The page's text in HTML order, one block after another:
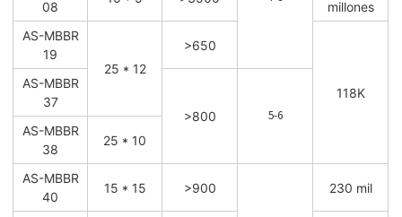
08
millones
AS-MBBR
19
25 * 12
>650
118K
AS-MBBR
37
>800
5-6
AS-MBBR
38
25 * 10
AS-MBBR
40
15 * 15 >900 230 mil